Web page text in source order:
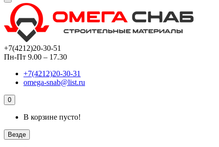
+7(4212)20-30-51
Пн-Пт 9.00 – 17.30
+7(4212)20-30-31
omega-snab@list.ru
0
В корзине пусто!
Везде